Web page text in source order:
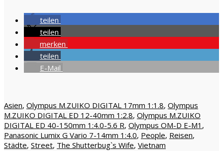
teilen
teilen
merken
teilen
E-Mail
Asien, Olympus M.ZUIKO DIGITAL 17mm 1:1.8, Olympus
M.ZUIKO DIGITAL ED 12-40mm 1:2.8, Olympus M.ZUIKO
DIGITAL ED 40-150mm 1:4.0-5.6 R, Olympus OM-D E-M1 ,
Panasonic Lumix G Vario 7-14mm 1:4.0, People, Reisen,
Städte, Street, The Shutterbug`s Wife, Vietnam